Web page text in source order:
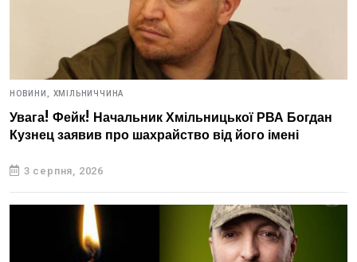
НОВИНИ, ХМІЛЬНИЧЧИНА
Увага! Фейк! Начальник Хмільницької РВА Богдан
Кузнец заявив про шахрайство від його імені
3 серпня, 2026